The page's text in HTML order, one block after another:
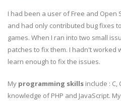
I had been a user of Free and
and had only contributed bug fixes
games. When I ran into two small
patches to fix them. I hadn't worked
learn enough to fix the issues.
My programming skills include : C,
knowledge of PHP and JavaScript. My